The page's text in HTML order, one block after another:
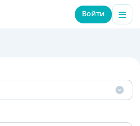
Войти